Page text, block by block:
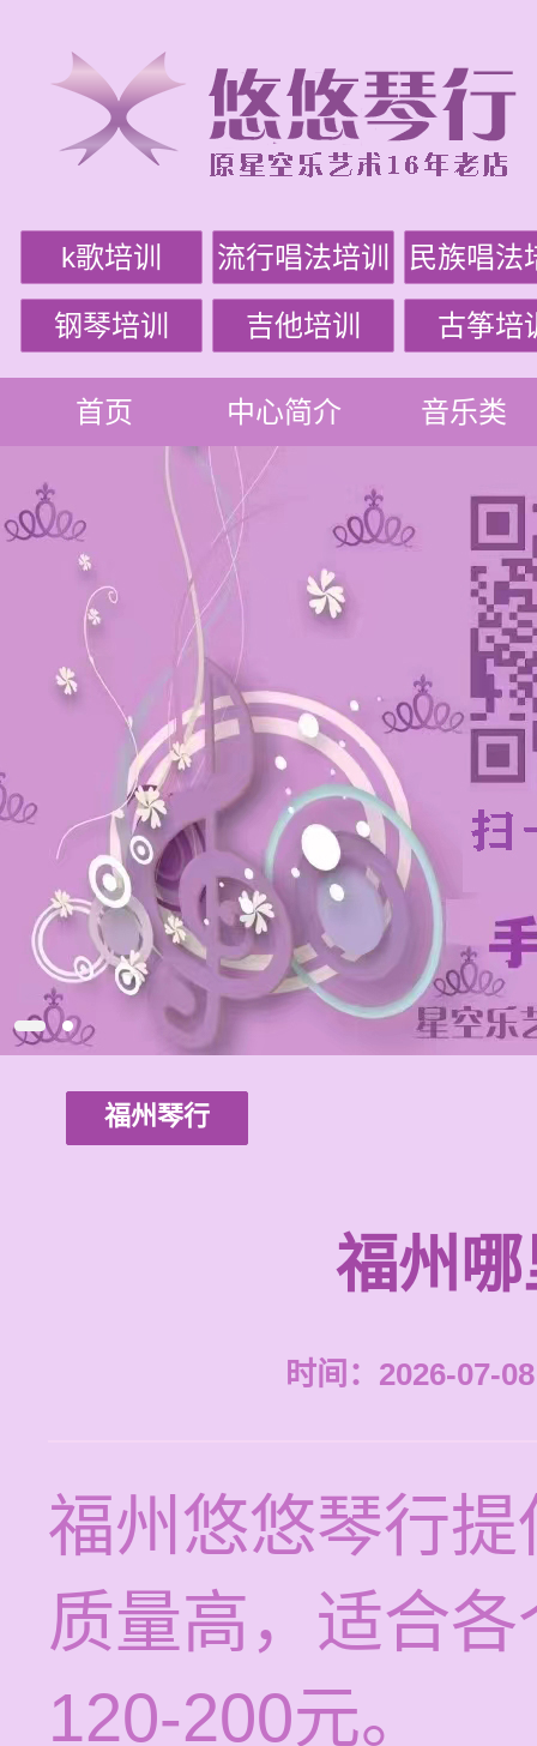
k歌培训 流行唱法培训 民族唱法
钢琴培训 吉他培训 古筝培
首页 中心简介 音乐类
福州琴行
福州
时间：2026-07-
福州悠悠琴行
质量高，适合
120-200元。